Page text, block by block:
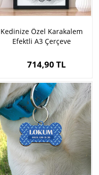
Kedinize Özel Karakalem
Efektli A3 Çerçeve
714,90 TL